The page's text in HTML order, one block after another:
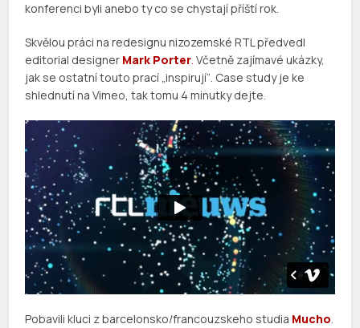
konferenci byli anebo ty co se chystají příští rok.
Skvělou práci na redesignu nizozemské RTL předvedl
editorial designer Mark Porter. Včetně zajímavé ukázky,
jak se ostatní touto prací „inspirují“. Case study je ke
shlednutí na Vimeo, tak tomu 4 minutky dejte.
Pobavili kluci z barcelonsko/francouzskeho studia Mucho.